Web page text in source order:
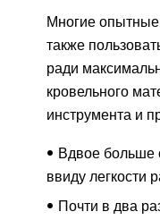
Многие опытные
также
ради
кровельного
инструмента и
Вдвое больше
ввиду легкости
Почти в два